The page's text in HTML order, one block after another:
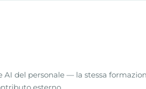
del personale — la stessa